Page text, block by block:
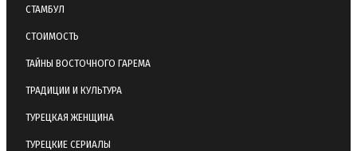
СТАМБУЛ
СТОИМОСТЬ
ТАЙНЫ ВОСТОЧНОГО ГАРЕМА
ТРАДИЦИИ И КУЛЬТУРА
ТУРЕЦКАЯ ЖЕНЩИНА
ТУРЕЦКИЕ СЕРИАЛЫ